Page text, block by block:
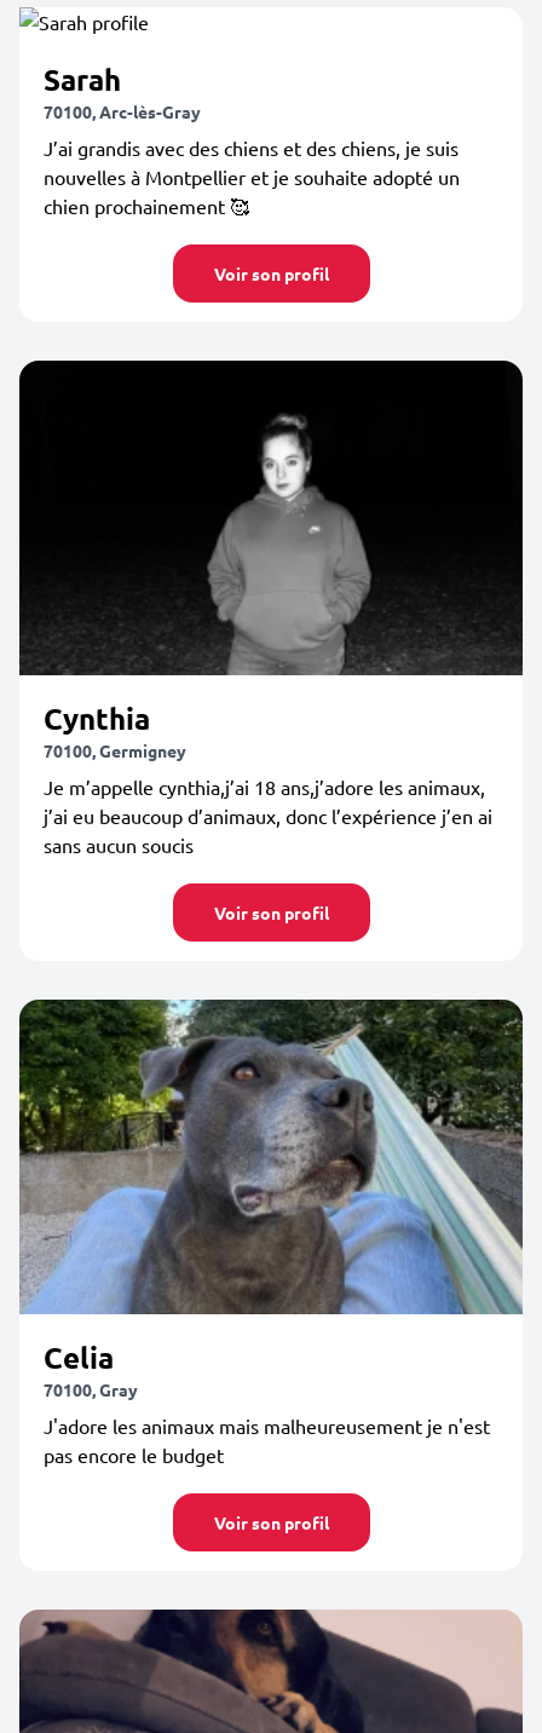
Sarah
70100, Arc-lès-Gray
J’ai grandis avec des chiens et des chiens, je suis
nouvelles à Montpellier et je souhaite adopté un
chien prochainement 🥰
Voir son profil
Cynthia
70100, Germigney
Je m’appelle cynthia,j’ai 18 ans,j’adore les animaux,
j’ai eu beaucoup d’animaux, donc l’expérience j’en ai
sans aucun soucis
Voir son profil
Celia
70100, Gray
J'adore les animaux mais malheureusement je n'est
pas encore le budget
Voir son profil